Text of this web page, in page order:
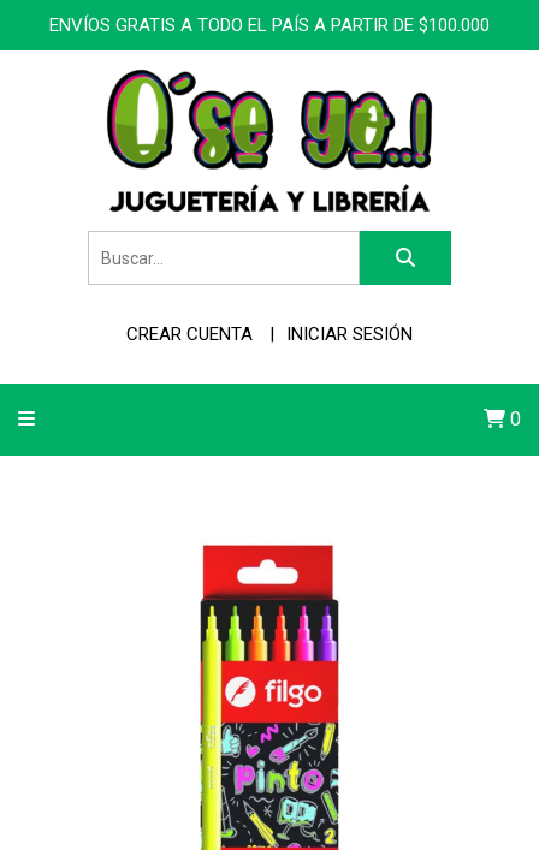
ENVÍOS GRATIS A TODO EL PAÍS A PARTIR DE $100.000
CREAR CUENTA INICIAR SESIÓN
0